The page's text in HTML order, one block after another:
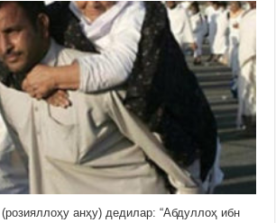
анҳу) дедилар: “Абдуллоҳ ибн